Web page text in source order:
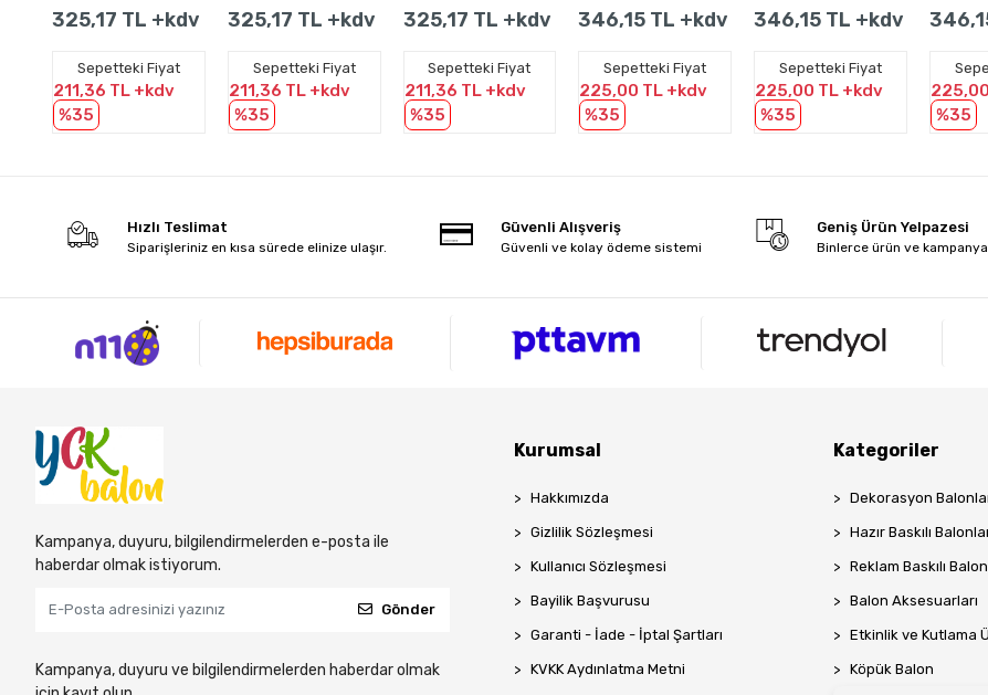
- 100 Adet
325,17 TL +kdv
Sepetteki Fiyat
211,36 TL +kdv
%35
- 100 Adet
325,17 TL +kdv
Sepetteki Fiyat
211,36 TL +kdv
%35
Sarısı - 100
Adet
325,17 TL +kdv
Sepetteki Fiyat
211,36 TL +kdv
%35
100 Adet
346,15 TL +kdv
Sepetteki Fiyat
225,00 TL +kdv
%35
- 100 Adet
346,15 TL +kdv
Sepetteki Fiyat
225,00 TL +kdv
%35
Adet
%35
Hızlı Teslimat
Siparişleriniz en kısa sürede elinize ulaşır.
Güvenli Alışveriş
Güvenli ve kolay ödeme sistemi
Geniş Ürün Yelpazesi
Binlerce ürün ve
Kampanya, duyuru, bilgilendirmelerden e-posta ile
haberdar olmak istiyorum.
Gönder
Kampanya, duyuru ve bilgilendirmelerden haberdar olmak
Kurumsal
Hakkımızda
Gizlilik Sözleşmesi
Kullanıcı Sözleşmesi
Bayilik Başvurusu
Garanti - İade - İptal Şartları
KVKK Aydınlatma Metni
Kategoriler
Dekorasyon
Hazır Baskılı
Reklam Baskılı Balon
Balon Aksesuarları
Etkinlik ve Kutlama
Köpük Balon